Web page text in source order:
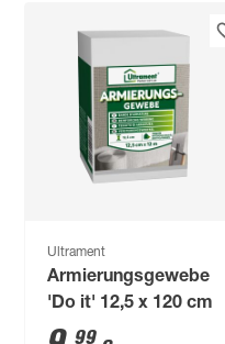
Ultrament
Armierungsgewebe
'Do it' 12,5 x 120 cm
99